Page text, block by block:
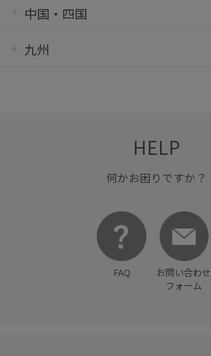
中国・四国
九州
HELP
何かお困りですか？
FAQ
お問い合わせ
フォーム